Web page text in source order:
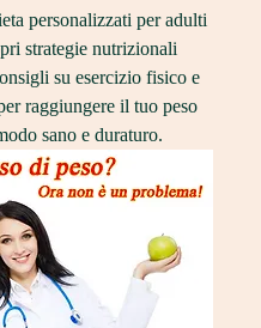
personalizzati per adulti
strategie nutrizionali
su esercizio fisico e
raggiungere il tuo peso
sano e duraturo.